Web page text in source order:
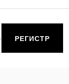
РЕГИСТР